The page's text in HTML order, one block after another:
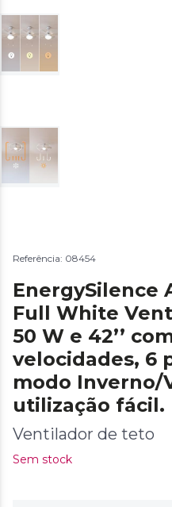
Referência: 08454
EnergySilence
Full White
50 W e 42’’
velocidades, 6
modo Inverno/
utilização fácil.
Ventilador de teto
Sem stock